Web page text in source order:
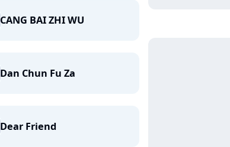
CANG BAI ZHI WU
Dan Chun Fu Za
Dear Friend